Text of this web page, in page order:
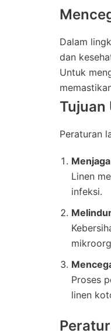
Dalam
dan
Untuk
Tujuan
Peraturan
Linen
infeksi.
Proses
linen